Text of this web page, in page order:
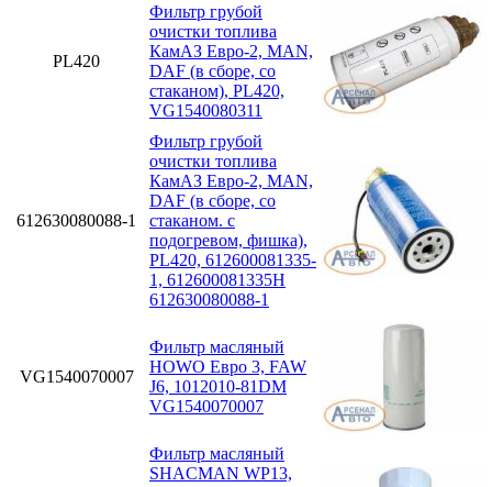
PL420
Фильтр грубой
очистки топлива
КамАЗ Евро-2, MAN,
DAF (в сборе, со
стаканом), PL420,
VG1540080311
612630080088-1
Фильтр грубой
очистки топлива
КамАЗ Евро-2, MAN,
DAF (в сборе, со
стаканом. с
подогревом, фишка),
PL420, 612600081335-
1, 612600081335H
612630080088-1
VG1540070007
Фильтр масляный
HOWO Евро 3, FAW
J6, 1012010-81DM
VG1540070007
Фильтр масляный
SHACMAN WP13,